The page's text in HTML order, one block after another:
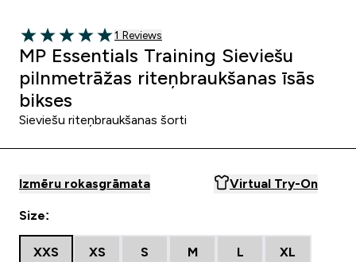
5 out of 5 stars
1 customer reviews
1 Reviews
MP Essentials Training Sieviešu
pilnmetrāžas riteņbraukšanas īsās
bikses
Sieviešu riteņbraukšanas šorti
Izmēru rokasgrāmata Virtual Try-On
Size:
XXS XS S M L XL